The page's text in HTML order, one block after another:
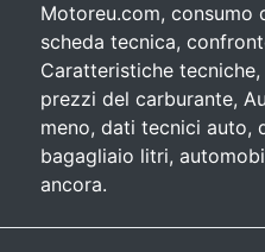
Motoreu.com, consumo
scheda tecnica,
Caratteristiche
prezzi del carburante,
meno, dati tecnici auto,
bagagliaio litri,
ancora.